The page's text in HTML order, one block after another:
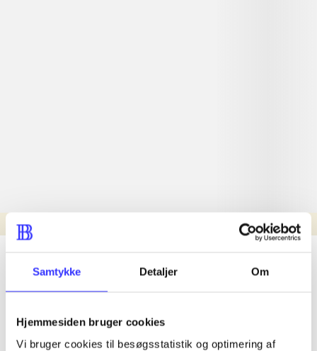
Samtykke Detaljer Om
Hjemmesiden bruger cookies
Vi bruger cookies til besøgsstatistik og optimering af
Nyhed
lorem ipsum dolor sit amet ...
lorem ipsum dolor sit amet ...